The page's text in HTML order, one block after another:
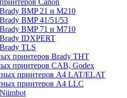
Canon
BMP 21 и M210
BMP 41/51/53
BMP 71 и M710
IDXPERT
TLS
принтеров Brady THT
принтеров CAB, Godex
принтеров А4 LAT/ELAT
принтеров А4 LLC